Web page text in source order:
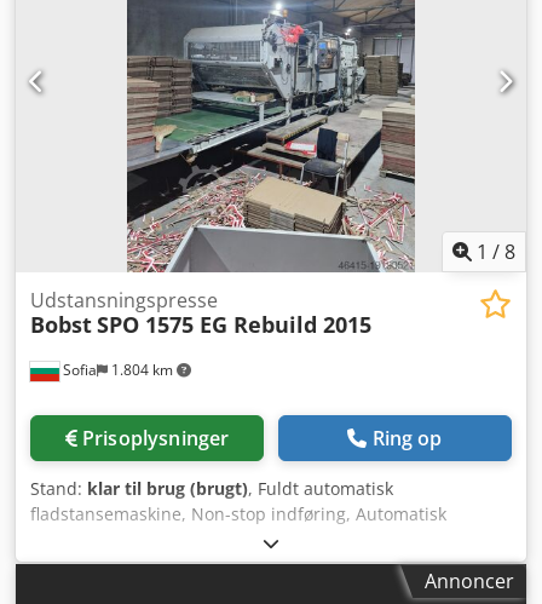
Maks. trykformat: 710 × 1040 mm • Maks. papirstørrelse:
730 × 1060 mm Codpfx Ajuf Sy Aedtsrf • Min.
papirstørrelse: 500 × 700 mm • Materialetykkelse: 0,05 – 0,5
mm • Maks. pladestørrelse: 800 × 1080 mm • Pladetykkelse:
0,25 – 0,5 mm • Maks. hastighed: 4.000 ark/time •
Pladsbehov (inkl. adgang til føder, aflevering og centralt
kontrolbord): 950 × 525 cm • Pressehøjde: 230 cm • Vægt
(inkl. papir i føder og aflevering): ca. 18.000 kg • Samlet
strømforbrug: ca. 50 kW • Lufttryk: 6 – 7 bar.
arkformat: 350 mm x 400 mm Bearbejdningsmaterialer:
Pap/papir: 80-2000 g Bølgepap: "E" og "B" - maks. 4 mm
Gribekant: 9-15 mm Prægeformat maks.: 680 mm x 1010
mm Maks. hastighed: 7.500 ark/time
1 /8
Sofia 1.804 km
Udstansningspresse
BobstSPO 1575 EG Rebuild 2015
Prisoplysninger Ring op
Stand: klar til brug (brugt), Fuldt automatisk
fladstansemaskine, Non-stop indføring, Automatisk
vakuumplade, Dobbelt ark rengøringsstation, Drejeligt
stanseramme, (Batch-levering) Non-stop udløb med bånd,
Skærekraft 300 TON, Op til 4.500 ark/time, arbejder med
Annoncer